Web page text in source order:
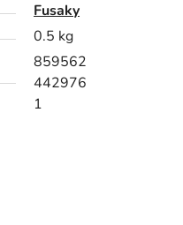
Fusaky
0.5 kg
859562
442976
1